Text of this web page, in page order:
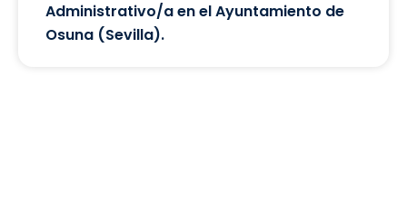
Administrativo/a en el Ayuntamiento de
Osuna (Sevilla).